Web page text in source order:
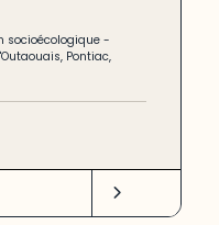
socioécologique-
, Pontiac,